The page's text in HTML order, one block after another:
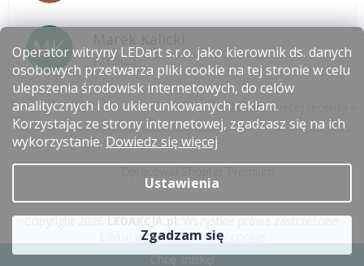
Operator witryny LEDart s.r.o. jako kierownik ds. danych
osobowych przetwarza pliki cookie na tej stronie w celu
ulepszenia środowisk internetowych, do celów
analitycznych i do ukierunkowanych reklam.
Korzystając ze strony internetowej, zgadzasz się na ich
wykorzystanie. Dowiedz się więcej
Ustawienia
Zgadzam się
MK Ocena sklepu to 5 na 5 gwiazdek.
17.6.2025
Zobacz więcej recenzji
Copyright 2026LEDAKCJA.pl. Wszystkie prawa zastrzeżone.
Edytuj ustawienia plików cookie
Chcę zniżkę!